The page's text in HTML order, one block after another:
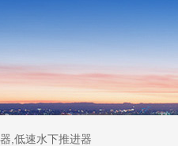
,低速水下推进器